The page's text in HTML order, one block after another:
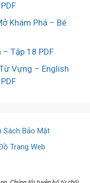
Khám Phá – Bé
– Tập 18 PDF
Vựng – English
Sách Bảo Mật
Trang Web